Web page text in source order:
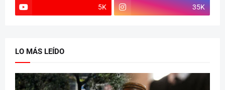
5K 35K
LO MÁS LEÍDO